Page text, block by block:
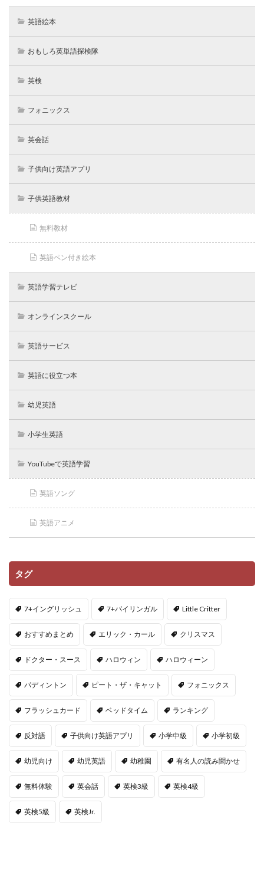
英語絵本
おもしろ英単語探検隊
英検
フォニックス
英会話
子供向け英語アプリ
子供英語教材
無料教材
英語ペン付き絵本
英語学習テレビ
オンラインスクール
英語サービス
英語に役立つ本
幼児英語
小学生英語
YouTubeで英語学習
英語ソング
英語アニメ
タグ
7+イングリッシュ 7+バイリンガル Little Critter
おすすめまとめ エリック・カール クリスマス
ドクター・スース ハロウィン ハロウィーン
パディントン ピート・ザ・キャット フォニックス
フラッシュカード ベッドタイム ランキング
反対語 子供向け英語アプリ 小学中級 小学初級
幼児向け 幼児英語 幼稚園 有名人の読み聞かせ
無料体験 英会話 英検3級 英検4級
英検5級 英検Jr.